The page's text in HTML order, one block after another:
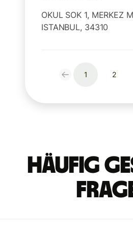
OKUL SOK 1, MERKEZ
ISTANBUL, 34310
1 2
Häufig